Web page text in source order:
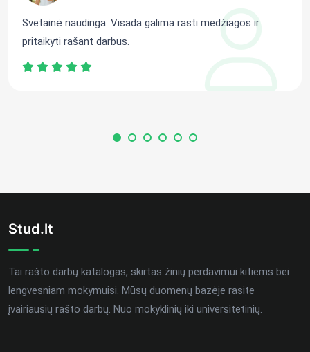
Svetainė naudinga. Visada galima rasti medžiagos ir
pritaikyti rašant darbus.
Stud.lt
Tai rašto darbų katalogas, skirtas žinių perdavimui kitiems bei
lengvesniam mokymuisi. Mūsų duomenų bazėje rasite
įvairiausių rašto darbų. Nuo mokyklinių iki universitetinių.